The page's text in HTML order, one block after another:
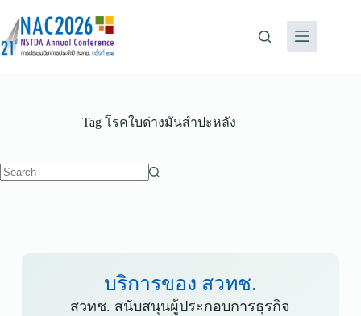
Tagโรคใบด่างมันสำปะหลัง
บริการของ สวทช.
สวทช. สนับสนุนผู้ประกอบการธุรกิจ